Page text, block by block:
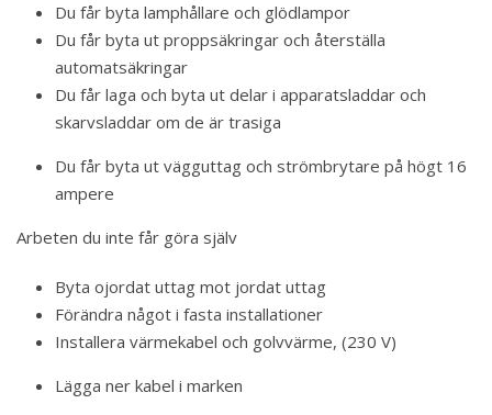
Du får byta lamphållare och glödlampor
Du får byta ut proppsäkringar och återställa
automatsäkringar
Du får laga och byta ut delar i apparatsladdar och
skarvsladdar om de är trasiga
Du får byta ut vägguttag och strömbrytare på högt 16
ampere
Arbeten du inte får göra själv
Byta ojordat uttag mot jordat uttag
Förändra något i fasta installationer
Installera värmekabel och golvvärme, (230 V)
Lägga ner kabel i marken